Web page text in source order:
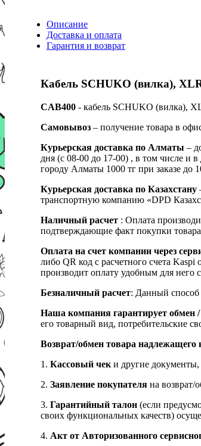
Описание
Доставка и оплата
Гарантия и возврат
Кабель SCHUKO (вилка),
CAB400 - кабель SCHUKO (вилка),
Самовывоз – получение товара в
Курьерская доставка по Алматы –
дня (с 08-00 до 17-00) , в том числе и
городу Алматы 1000 тг при заказе
Курьерская доставка по Казахстану
транспортную компанию «DPD
Наличный расчет : Оплата
подтверждающие факт покупки
Оплата на счет компании через
либо QR код с расчетного счета
производит оплату удобным для него
Безналичный расчет: Данный способ
Наша компания гарантирует обмен /
его товарный вид, потребительские
Возврат/обмен товара надлежащего
1. Кассовый чек и другие
2. Заявление покупателя на возврат/
3. Гарантийный талон (если
своих функциональных качеств)
4. Акт от Авторизованного